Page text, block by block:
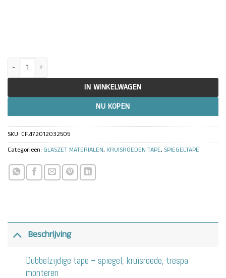
Dubbelzijdige tape – spiegel, kruisroede, trespa monteren aantal
IN WINKELWAGEN
NU KOPEN
SKU: CF.472012032505
Categorieën: GLASZET MATERIALEN, KRUISROEDEN TAPE, SPIEGELTAPE
Beschrijving
Dubbelzijdige tape – spiegel, kruisroede, trespa
monteren